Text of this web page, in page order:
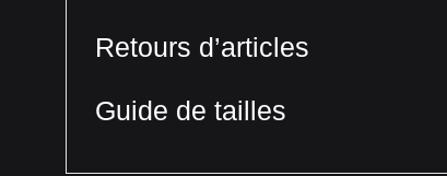
Retours d’articles
Guide de tailles